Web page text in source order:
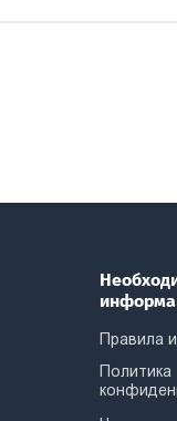
Правила
Политика